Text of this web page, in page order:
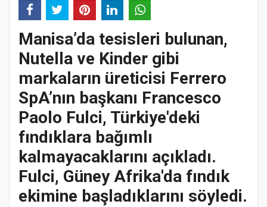
Manisa’da tesisleri bulunan,
Nutella ve Kinder gibi
markaların üreticisi Ferrero
SpA’nın başkanı Francesco
Paolo Fulci, Türkiye'deki
fındıklara bağımlı
kalmayacaklarını açıkladı.
Fulci, Güney Afrika'da fındık
ekimine başladıklarını söyledi.